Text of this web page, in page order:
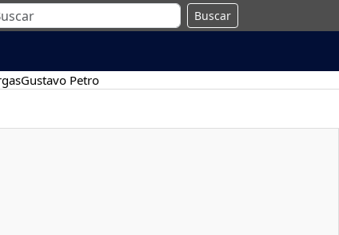
Buscar
Gustavo Petro